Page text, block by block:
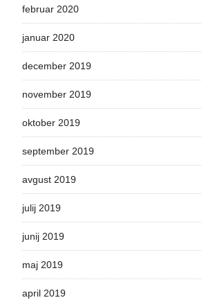
februar 2020
januar 2020
december 2019
november 2019
oktober 2019
september 2019
avgust 2019
julij 2019
junij 2019
maj 2019
april 2019